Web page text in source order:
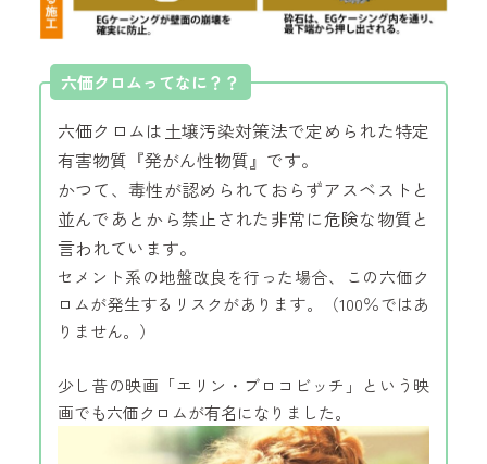
六価クロムってなに？？
六価クロムは土壌汚染対策法で定められた特定
有害物質『発がん性物質』です。
かつて、毒性が認められておらずアスベストと
並んであとから禁止された非常に危険な物質と
言われています。
セメント系の地盤改良を行った場合、この六価ク
ロムが発生するリスクがあります。（100％ではあ
りません。）
少し昔の映画「エリン・ブロコビッチ」という映
画でも六価クロムが有名になりました。